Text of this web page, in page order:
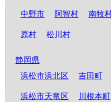
中野市 阿智村 南牧
原村 松川村
静岡県
浜松市浜北区
吉田町
浜松市天竜区 川根本町